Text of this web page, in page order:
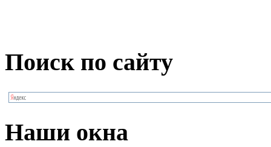
Поиск по сайту
Наши окна